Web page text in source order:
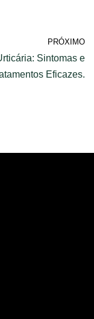
PRÓXIMO
Sintomas e
Eficazes.